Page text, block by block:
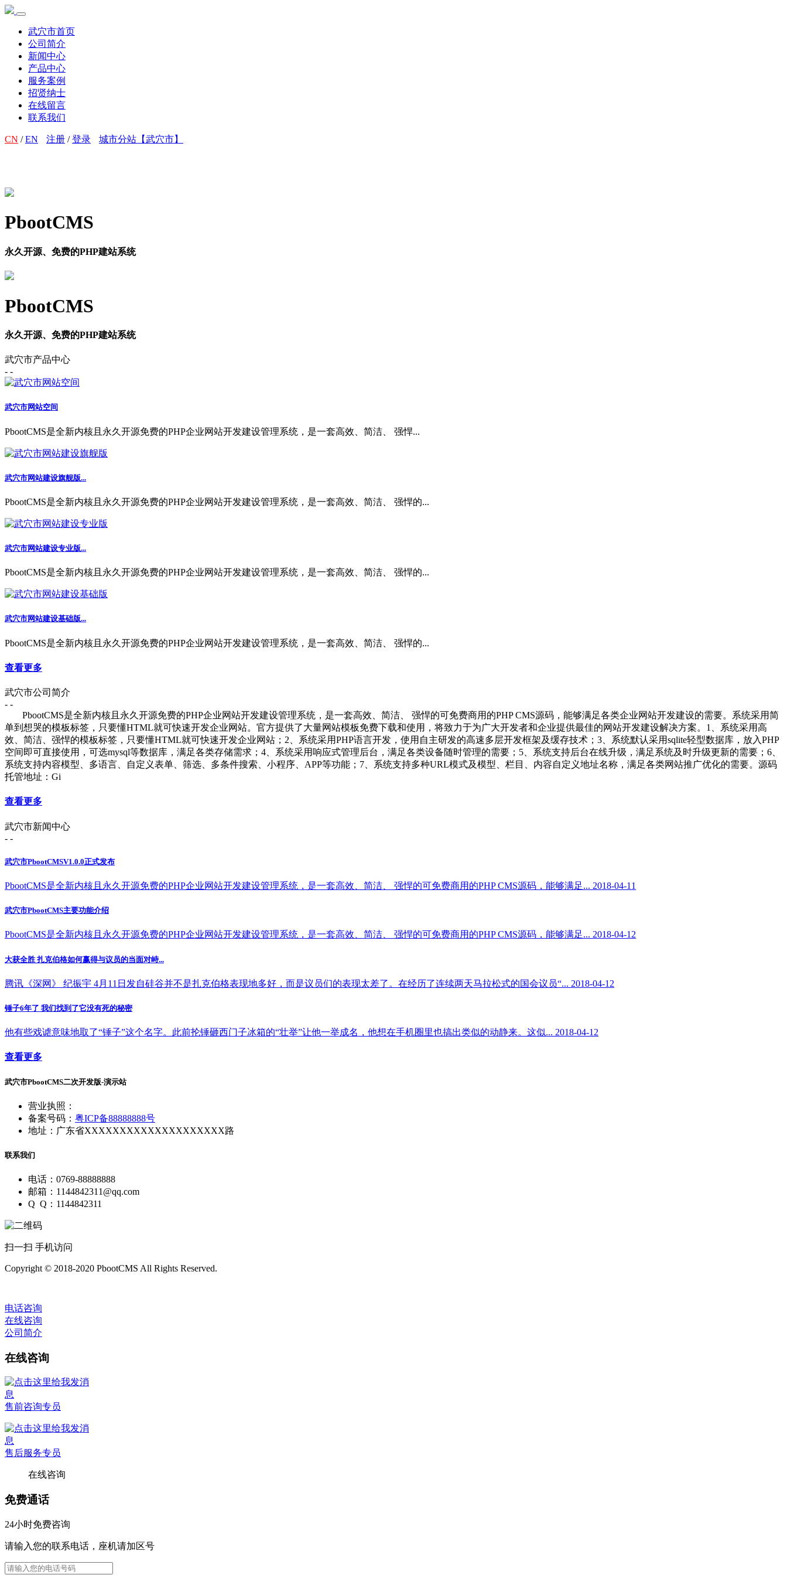
武穴市首页
公司简介
新闻中心
产品中心
服务案例
招贤纳士
在线留言
联系我们
CN /EN 注册 /登录 城市分站【武穴市】
PbootCMS
永久开源、免费的PHP建站系统
PbootCMS
永久开源、免费的PHP建站系统
武穴市产品中心
- -
武穴市网站空间
PbootCMS是全新内核且永久开源免费的PHP企业网站开发建设管理系统，是一套高效、简洁、 强悍...
武穴市网站建设旗舰版...
PbootCMS是全新内核且永久开源免费的PHP企业网站开发建设管理系统，是一套高效、简洁、 强悍的...
武穴市网站建设专业版...
PbootCMS是全新内核且永久开源免费的PHP企业网站开发建设管理系统，是一套高效、简洁、 强悍的...
武穴市网站建设基础版...
PbootCMS是全新内核且永久开源免费的PHP企业网站开发建设管理系统，是一套高效、简洁、 强悍的...
查看更多
武穴市公司简介
- -
PbootCMS是全新内核且永久开源免费的PHP企业网站开发建设管理系统，是一套高效、简洁、 强悍的可免费商用的PHP CMS源码，能够满足各类企业网站开发建设的需要。系统采用简
单到想哭的模板标签，只要懂HTML就可快速开发企业网站。官方提供了大量网站模板免费下载和使用，将致力于为广大开发者和企业提供最佳的网站开发建设解决方案。1、系统采用高
效、简洁、强悍的模板标签，只要懂HTML就可快速开发企业网站；2、系统采用PHP语言开发，使用自主研发的高速多层开发框架及缓存技术；3、系统默认采用sqlite轻型数据库，放入PHP
空间即可直接使用，可选mysql等数据库，满足各类存储需求；4、系统采用响应式管理后台，满足各类设备随时管理的需要；5、系统支持后台在线升级，满足系统及时升级更新的需要；6、
系统支持内容模型、多语言、自定义表单、筛选、多条件搜索、小程序、APP等功能；7、系统支持多种URL模式及模型、栏目、内容自定义地址名称，满足各类网站推广优化的需要。源码
托管地址：Gi
查看更多
武穴市新闻中心
- -
武穴市PbootCMSV1.0.0正式发布
PbootCMS是全新内核且永久开源免费的PHP企业网站开发建设管理系统，是一套高效、简洁、 强悍的可免费商用的PHP CMS源码，能够满足... 2018-04-11
武穴市PbootCMS主要功能介绍
PbootCMS是全新内核且永久开源免费的PHP企业网站开发建设管理系统，是一套高效、简洁、 强悍的可免费商用的PHP CMS源码，能够满足... 2018-04-12
大获全胜 扎克伯格如何赢得与议员的当面对峙...
腾讯《深网》 纪振宇 4月11日发自硅谷并不是扎克伯格表现地多好，而是议员们的表现太差了。在经历了连续两天马拉松式的国会议员“... 2018-04-12
锤子6年了 我们找到了它没有死的秘密
他有些戏谑意味地取了“锤子”这个名字。此前抡锤砸西门子冰箱的“壮举”让他一举成名，他想在手机圈里也搞出类似的动静来。这似... 2018-04-12
查看更多
武穴市PbootCMS二次开发版-演示站
营业执照：
备案号码： 粤ICP备88888888号
地址：广东省XXXXXXXXXXXXXXXXXXXX路
联系我们
电话：0769-88888888
邮箱：1144842311@qq.com
Q Q：1144842311
扫一扫 手机访问
Copyright © 2018-2020 PbootCMS All Rights Reserved.
电话咨询
在线咨询
公司简介
在线咨询
售前咨询专员
售后服务专员
在线咨询
免费通话
24小时免费咨询
请输入您的联系电话，座机请加区号